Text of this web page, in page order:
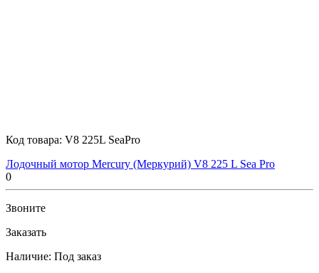
Код товара: V8 225L SeaPro
Лодочный мотор Mercury (Меркурий) V8 225 L Sea Pro
0
Звоните
Заказать
Наличие: Под заказ